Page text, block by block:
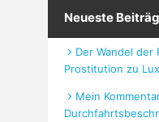
Neueste
Der Wandel der
Prostitution zu
Mein